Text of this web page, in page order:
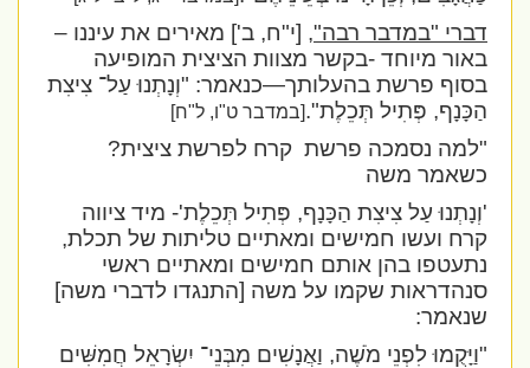
דברי "במדבר רבה",[י"ח, ב'] מאירים את עיננו –
באור מיוחד -בקשר מצוות הציצית המופיעה
בסוף פרשת בהעלותך—כנאמר:"וְנָתְנוּ עַל־ צִיצִת
הַכָּנָף, פְּתִיל תְּכֵלֶת".[במדבר ט"ו, ל"ח]
"למה נסמכה פרשת קרח לפרשת ציצית?
כשאמר משה
'וְנָתְנוּ עַל צִיצִת הַכָּנָף, פְּתִיל תְּכֵלֶת'- מיד ציווה
קרח ועשו חמישים ומאתיים טליתות של תכלת,
נתעטפו בהן אותם חמישים ומאתיים ראשי
סנהדראות שקמו על משה [התנגדו לדברי משה]
שנאמר:
"וַיָּקֻמוּ לִפְנֵי מֹשֶׁה, וַאֲנָשִׁים מִבְּנֵי־ יִשְׂרָאֵל חֲמִשִּׁים